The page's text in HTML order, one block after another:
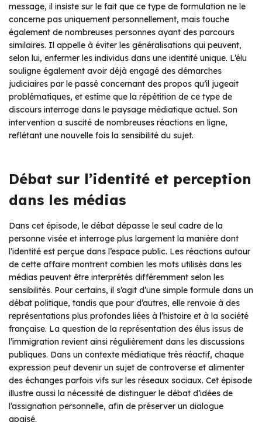
message, il insiste sur le fait que ce type de formulation ne le
concerne pas uniquement personnellement, mais touche
également de nombreuses personnes ayant des parcours
similaires. Il appelle à éviter les généralisations qui peuvent,
selon lui, enfermer les individus dans une identité unique. L’élu
souligne également avoir déjà engagé des démarches
judiciaires par le passé concernant des propos qu’il jugeait
problématiques, et estime que la répétition de ce type de
discours interroge dans le paysage médiatique actuel. Son
intervention a suscité de nombreuses réactions en ligne,
reflétant une nouvelle fois la sensibilité du sujet.
Débat sur l’identité et perception
dans les médias
Dans cet épisode, le débat dépasse le seul cadre de la
personne visée et interroge plus largement la manière dont
l’identité est perçue dans l’espace public. Les réactions autour
de cette affaire montrent combien les mots utilisés dans les
médias peuvent être interprétés différemment selon les
sensibilités. Pour certains, il s’agit d’une simple formule dans un
débat politique, tandis que pour d’autres, elle renvoie à des
représentations plus profondes liées à l’histoire et à la société
française. La question de la représentation des élus issus de
l’immigration revient ainsi régulièrement dans les discussions
publiques. Dans un contexte médiatique très réactif, chaque
expression peut devenir un sujet de controverse et alimenter
des échanges parfois vifs sur les réseaux sociaux. Cet épisode
illustre aussi la nécessité de distinguer le débat d’idées de
l’assignation personnelle, afin de préserver un dialogue
apaisé.